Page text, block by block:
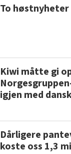
To
Kiwi måtte gi
igjen med
Dårligere
koste oss 1,3